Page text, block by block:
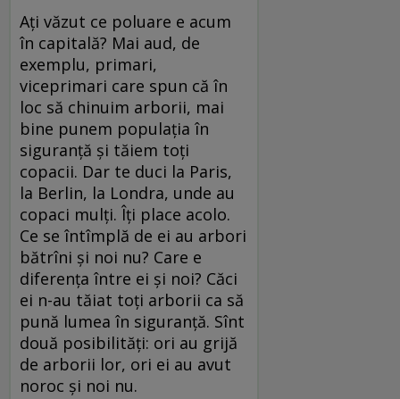
Ați văzut ce poluare e acum
în capitală? Mai aud, de
exemplu, primari,
viceprimari care spun că în
loc să chinuim arborii, mai
bine punem populația în
siguranță și tăiem toți
copacii. Dar te duci la Paris,
la Berlin, la Londra, unde au
copaci mulți. Îți place acolo.
Ce se întîmplă de ei au arbori
bătrîni și noi nu? Care e
diferența între ei și noi? Căci
ei n-au tăiat toți arborii ca să
pună lumea în siguranță. Sînt
două posibilități: ori au grijă
de arborii lor, ori ei au avut
noroc și noi nu.